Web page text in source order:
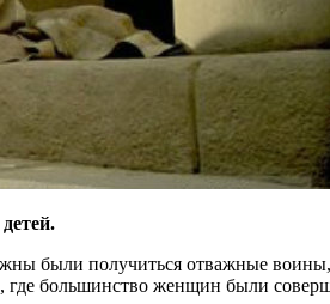
были получиться отважные
где большинство женщин были